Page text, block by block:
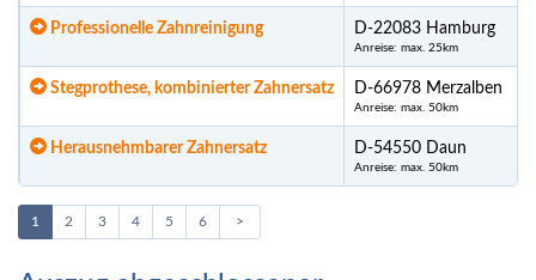
Professionelle Zahnreinigung D-22083 Hamburg
Anreise: max. 25km
Stegprothese, kombinierter Zahnersatz D-66978 Merzalben
Anreise: max. 50km
Herausnehmbarer Zahnersatz D-54550 Daun
Anreise: max. 50km
1 2 3 4 5 6 >